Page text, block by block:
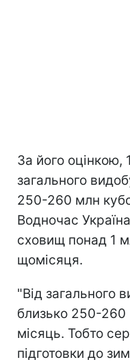
За його оцінкою,
загального
250-260 млн
Водночас
сховищ понад 1
щомісяця.
"Від загального
близько 250-260
місяць. Тобто
підготовки до